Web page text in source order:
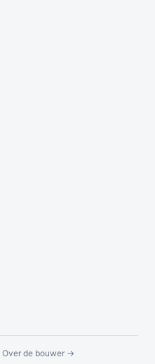
Over de bouwer →